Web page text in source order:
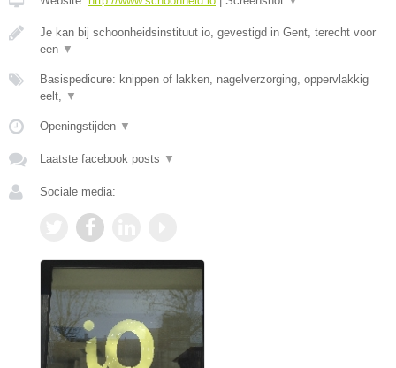
Je kan bij schoonheidsinstituut io, gevestigd in Gent, terecht voor
een ▼
Basispedicure: knippen of lakken, nagelverzorging, oppervlakkig
eelt,
▼
Openingstijden ▼
Laatste facebook posts ▼
Sociale media: